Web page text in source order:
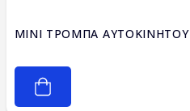
MINI ΤΡΟΜΠΑ ΑΥΤΟΚΙΝΗΤΟΥ